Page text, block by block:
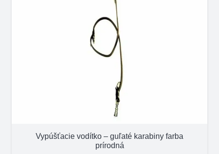
Vypúšťacie vodítko – guľaté karabiny farba
prírodná